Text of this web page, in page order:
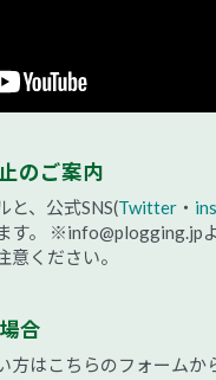
のご案内
と、公式SNS(Twitter ・
。
※info@plogging.jp
意ください。
合
方はこちらのフォームか